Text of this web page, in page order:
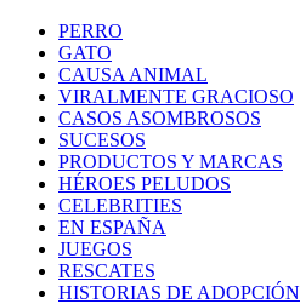
PERRO
GATO
CAUSA ANIMAL
VIRALMENTE GRACIOSO
CASOS ASOMBROSOS
SUCESOS
PRODUCTOS Y MARCAS
HÉROES PELUDOS
CELEBRITIES
EN ESPAÑA
JUEGOS
RESCATES
HISTORIAS DE ADOPCIÓN